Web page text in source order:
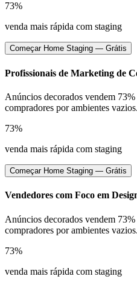
73%
venda mais rápida com staging
Começar Home Staging — Grátis
Profissionais de Marketing de
Anúncios decorados vendem
compradores por ambientes vazios.
73%
venda mais rápida com staging
Começar Home Staging — Grátis
Vendedores com Foco em
Anúncios decorados vendem
compradores por ambientes vazios.
73%
venda mais rápida com staging